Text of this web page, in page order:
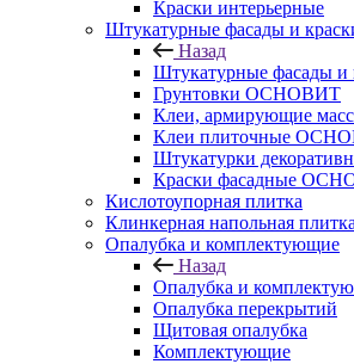
Краски интерьерные
Штукатурные фасады и
Назад
Штукатурные фасады
Грунтовки ОСНОВИТ
Клеи, армирующие
Клеи плиточные
Штукатурки
Краски фасадные
Кислотоупорная плитка
Клинкерная напольная плитка
Опалубка и комплектующие
Назад
Опалубка и
Опалубка перекрытий
Щитовая опалубка
Комплектующие